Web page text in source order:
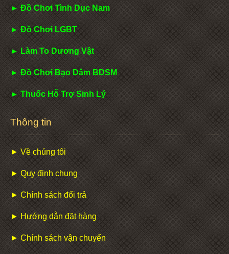
► Đồ Chơi Tình Dục Nam
► Đồ Chơi LGBT
► Làm To Dương Vật
► Đồ Chơi Bạo Dâm BDSM
► Thuốc Hỗ Trợ Sinh Lý
Thông tin
► Về chúng tôi
► Quy định chung
► Chính sách đổi trả
► Hướng dẫn đặt hàng
► Chính sách vận chuyển